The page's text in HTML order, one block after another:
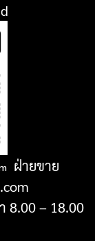
ฝ่ายขาย
8.00 – 18.00